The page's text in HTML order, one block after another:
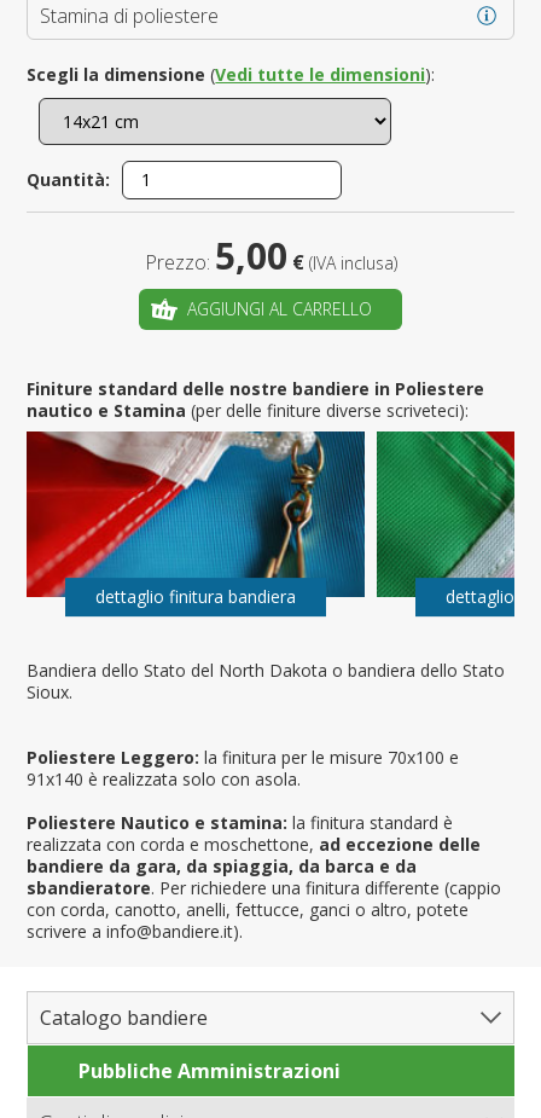
Bandiera dello Stato del North Dakota o bandiera dello Stato
Sioux.
Poliestere Leggero: la finitura per le misure 70x100 e
91x140 è realizzata solo con asola.
Poliestere Nautico e stamina: la finitura standard è
realizzata con corda e moschettone, ad eccezione delle
bandiere da gara, da spiaggia, da barca e da
sbandieratore. Per richiedere una finitura differente (cappio
con corda, canotto, anelli, fettucce, ganci o altro, potete
scrivere a info@bandiere.it).
Stamina di poliestere
Scegli la dimensione (Vedi tutte le dimensioni):
Quantità:
Prezzo: 5,00 € (IVA inclusa)
AGGIUNGI AL CARRELLO
Finiture standard delle nostre bandiere in Poliestere
nautico e Stamina(per delle finiture diverse scriveteci):
dettaglio finitura bandiera dettaglio
Catalogo bandiere
Bandiere del Mondo
Pubbliche Amministrazioni